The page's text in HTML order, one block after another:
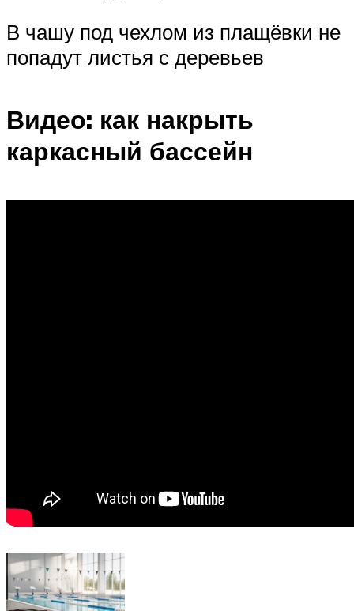
В чашу под чехлом из плащёвки не
попадут листья с деревьев
Видео: как накрыть
каркасный бассейн